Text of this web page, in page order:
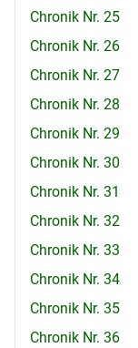
Chronik Nr. 25
Chronik Nr. 26
Chronik Nr. 27
Chronik Nr. 28
Chronik Nr. 29
Chronik Nr. 30
Chronik Nr. 31
Chronik Nr. 32
Chronik Nr. 33
Chronik Nr. 34
Chronik Nr. 35
Chronik Nr. 36